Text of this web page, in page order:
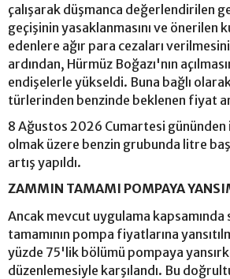
çalışarak düşmanca değerlendirilen
geçişinin yasaklanmasını ve önerilen
edenlere ağır para cezaları
ardından, Hürmüz Boğazı'nın
endişelerle yükseldi. Buna bağlı
türlerinden benzinde beklenen fiyat
8 Ağustos 2026 Cumartesi
olmak üzere benzin grubunda litre
artış yapıldı.
ZAMMIN TAMAMI POMPAYA
Ancak mevcut uygulama kapsamında
tamamının pompa fiyatlarına
yüzde 75'lik bölümü pompaya
düzenlemesiyle karşılandı. Bu